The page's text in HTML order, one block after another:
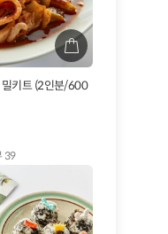
밀키트 (2인분/600
39